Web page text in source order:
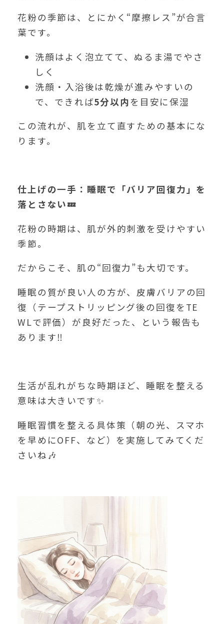
花粉の季節は、とにかく“摩擦レス”が合言
葉です。
洗顔はよく泡立てて、ぬるま湯でやさ
しく
洗顔・入浴後は乾燥が進みやすいの
で、できれば5分以内 を目安に保湿
この流れが、肌を立て直すための基本にな
ります。
仕上げの一手：睡眠で「バリア回復力」を
落とさない💤
花粉の時期は、肌が外的刺激を受けやすい
季節。
だからこそ、肌の“回復力”も大切です。
睡眠の質が良い人の方が、皮膚バリアの回
復（テープストリッピング後の回復をTE
WLで評価）が良好だった、という報告も
あります‼️
生活が乱れがちな時期ほど、睡眠を整える
意味は大きいです✨
睡眠習慣を整える具体策（朝の光、スマホ
を早めにOFF、など）を実施してみてくだ
さいね🎶